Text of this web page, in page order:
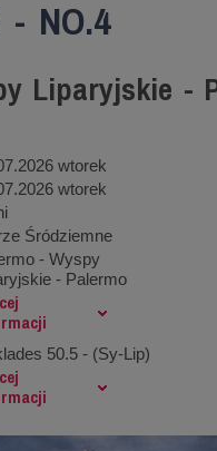
- NO.4
Liparyjskie -
wtorek
wtorek
Śródziemne
- Wyspy
- Palermo
50.5 - (Sy-Lip)